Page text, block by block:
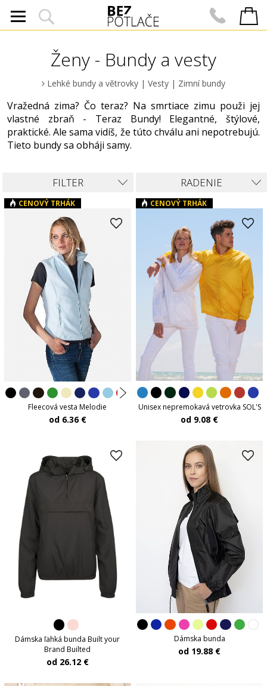
Ženy - Bundy a vesty
Lehké bundy a větrovky | Vesty | Zimní bundy
Vražedná zima? Čo teraz? Na smrtiace zimu použi jej
vlastné zbraň - Teraz Bundy! Elegantné, štýlové,
praktické. Ale sama vidíš, že túto chválu ani nepotrebujú.
Tieto bundy sa obháji samy.
RADENIE
FILTER
CENOVÝ TRHÁK
Fleecová vesta Melodie
od 6.36 €
CENOVÝ TRHÁK
Unisex nepremokavá vetrovka SOL'S
od 9.08 €
Dámska ľahká bunda Built your
Brand Builted
od 26.12 €
Dámska bunda
od 19.88 €